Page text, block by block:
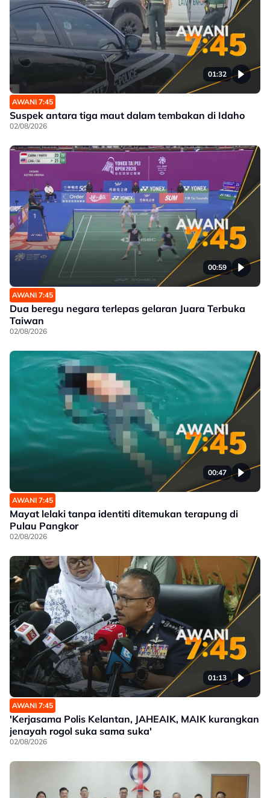
01:32
AWANI 7:45
Suspek antara tiga maut dalam tembakan di Idaho
02/08/2026
00:59
AWANI 7:45
Dua beregu negara terlepas gelaran Juara Terbuka
Taiwan
02/08/2026
00:47
AWANI 7:45
Mayat lelaki tanpa identiti ditemukan terapung di
Pulau Pangkor
02/08/2026
01:13
AWANI 7:45
'Kerjasama Polis Kelantan, JAHEAIK, MAIK kurangkan
jenayah rogol suka sama suka'
02/08/2026